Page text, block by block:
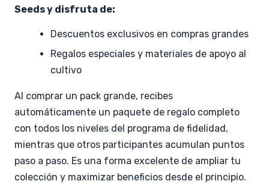
Seeds y disfruta de:
Descuentos exclusivos en compras grandes
Regalos especiales y materiales de apoyo al
cultivo
Al comprar un pack grande, recibes
automáticamente un paquete de regalo completo
con todos los niveles del programa de fidelidad,
mientras que otros participantes acumulan puntos
paso a paso. Es una forma excelente de ampliar tu
colección y maximizar beneficios desde el principio.